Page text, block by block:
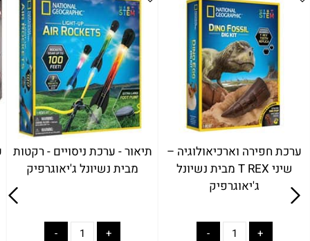
תיאור - ערכת ניסויים - רקטות
מבית נשיונל ג'יאוגרפיק
ערכת חפירה וארכיאולוגיה –
שיני T REX מבית נשיונל
ג'יאוגרפיק